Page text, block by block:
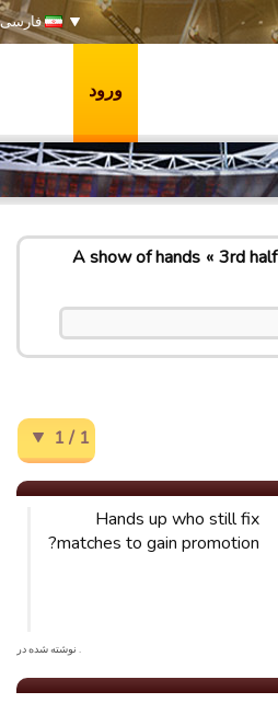
فارسی
ورود
3rd half
A show of hands
1 / 1
Hands up who still fix
matches to gain promotion?
. نوشته شده در